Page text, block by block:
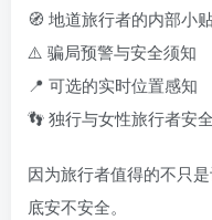
🧭 地道旅行者的内部小
⚠️ 骗局预警与安全须知
📍 可选的实时位置感知
👣 独行与女性旅行者安
因为旅行者值得的不只
底安不安全。